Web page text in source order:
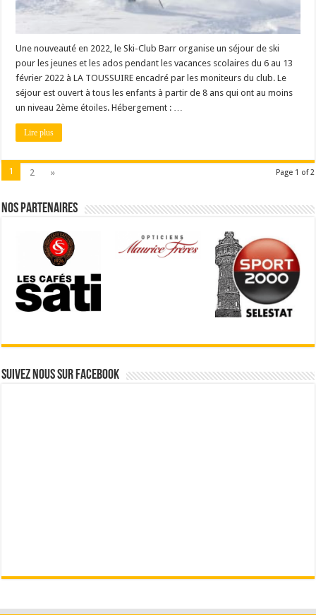
Une nouveauté en 2022, le Ski-Club Barr organise un séjour de ski
pour les jeunes et les ados pendant les vacances scolaires du 6 au 13
février 2022 à LA TOUSSUIRE encadré par les moniteurs du club. Le
séjour est ouvert à tous les enfants à partir de 8 ans qui ont au moins
un niveau 2ème étoiles. Hébergement : …
Lire plus
Page 1 of 2
1 2 »
Nos partenaires
Suivez nous sur Facebook